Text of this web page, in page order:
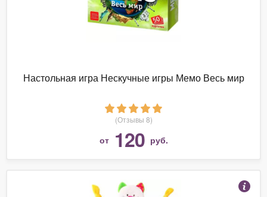
Настольная игра Нескучные игры Мемо Весь мир
(Отзывы 8)
от 120 руб.